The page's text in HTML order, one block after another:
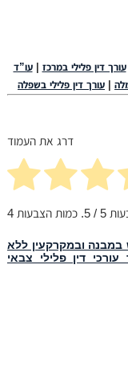
עורך דין פלילי במרכז |עו”ד
עורך דין פלילי בשפלה
דרג את העמוד
5 / 5. כמות הצבעות 4
במבנה ובמקרקעין ללא
דין פלילי צבאי